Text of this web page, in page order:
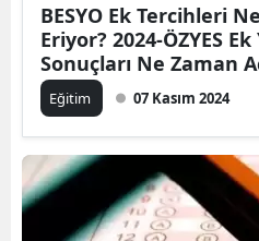
BESYO Ek Tercihleri
Eriyor? 2024-ÖZYES
Sonuçları Ne Zaman
Eğitim 07 Kasım 2024